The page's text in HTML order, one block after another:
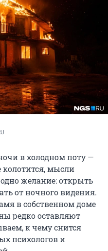
в холодном поту —
мысли
желание: открыть
от ночного видения.
в собственном доме
редко оставляют
к чему снится
психологов и